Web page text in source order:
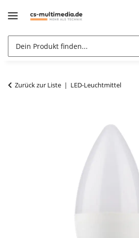
Zurück zur Liste LED-Leuchtmittel